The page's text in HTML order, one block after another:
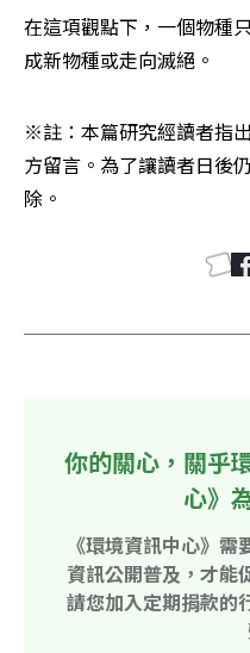
在這項觀點下，一個物種
成新物種或走向滅絕。
※註：本篇研究經讀者指
方留言。為了讓讀者日後
除。
你的關心，關乎
心》
《環境資訊中心》
資訊公開普及，才能
請您加入定期捐款的